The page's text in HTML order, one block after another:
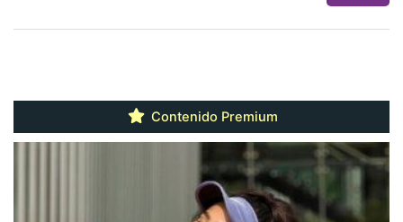
Contenido Premium